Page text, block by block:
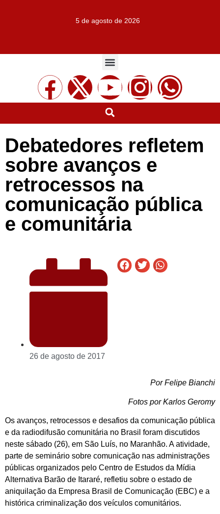
5 de agosto de 2026
Debatedores refletem
sobre avanços e
retrocessos na
comunicação pública
e comunitária
26 de agosto de 2017
Por Felipe Bianchi
Fotos por Karlos Geromy
Os avanços, retrocessos e desafios da comunicação pública
e da radiodifusão comunitária no Brasil foram discutidos
neste sábado (26), em São Luís, no Maranhão. A atividade,
parte de seminário sobre comunicação nas administrações
públicas organizados pelo Centro de Estudos da Mídia
Alternativa Barão de Itararé, refletiu sobre o estado de
aniquilação da Empresa Brasil de Comunicação (EBC) e a
histórica criminalização dos veículos comunitários.